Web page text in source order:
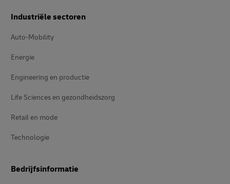
Industriële sectoren
Auto-Mobility
Energie
Engineering en productie
Life Sciences en gezondheidszorg
Retail en mode
Technologie
Bedrijfsinformatie